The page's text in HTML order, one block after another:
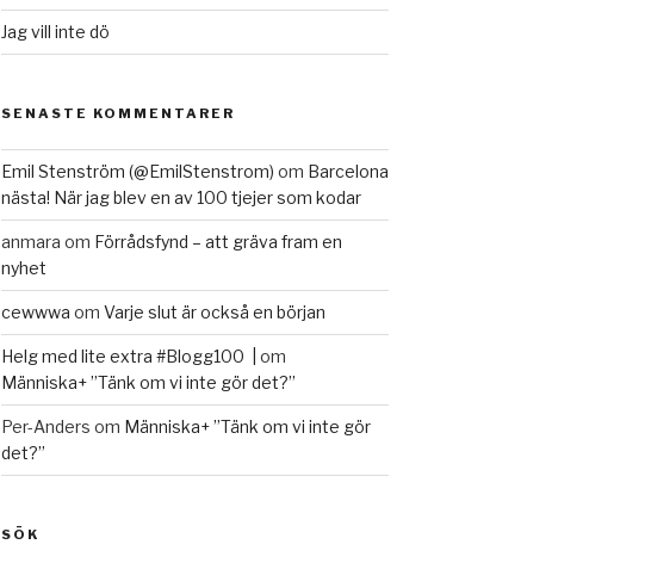
Jag vill inte dö
SENASTE KOMMENTARER
Emil Stenström (@EmilStenstrom) om Barcelona
nästa! När jag blev en av 100 tjejer som kodar
anmara om Förrådsfynd – att gräva fram en
nyhet
cewwwa om Varje slut är också en början
Helg med lite extra #Blogg100 |
om
Människa+ ”Tänk om vi inte gör det?”
Per-Anders om Människa+ ”Tänk om vi inte gör
det?”
SÖK